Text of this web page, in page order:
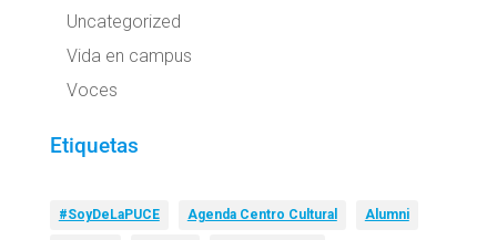
Uncategorized
Vida en campus
Voces
Etiquetas
#SoyDeLaPUCE Agenda Centro Cultural Alumni